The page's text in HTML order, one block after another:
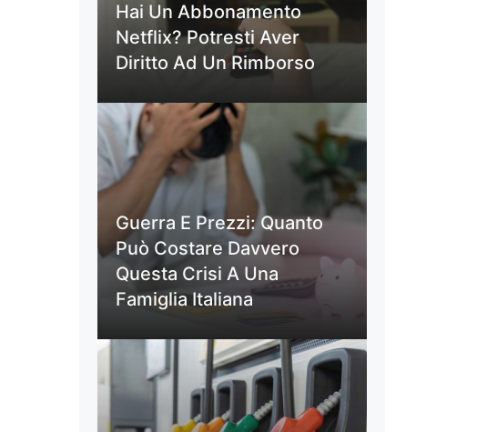
Hai Un Abbonamento
Netflix? Potresti Aver
Diritto Ad Un Rimborso
Guerra E Prezzi: Quanto
Può Costare Davvero
Questa Crisi A Una
Famiglia Italiana